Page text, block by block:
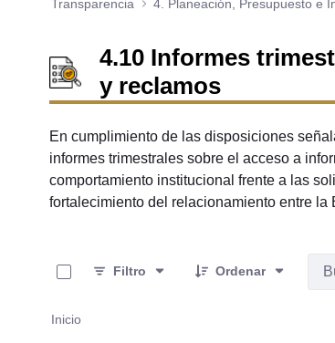
Transparencia 4. Planeación, Presupuesto e
4.10 Informes
y reclamos
En cumplimiento de las disposiciones
informes trimestrales sobre el acceso a
comportamiento institucional frente a las
fortalecimiento del relacionamiento entre la
Filtro
Ordenar
Inicio